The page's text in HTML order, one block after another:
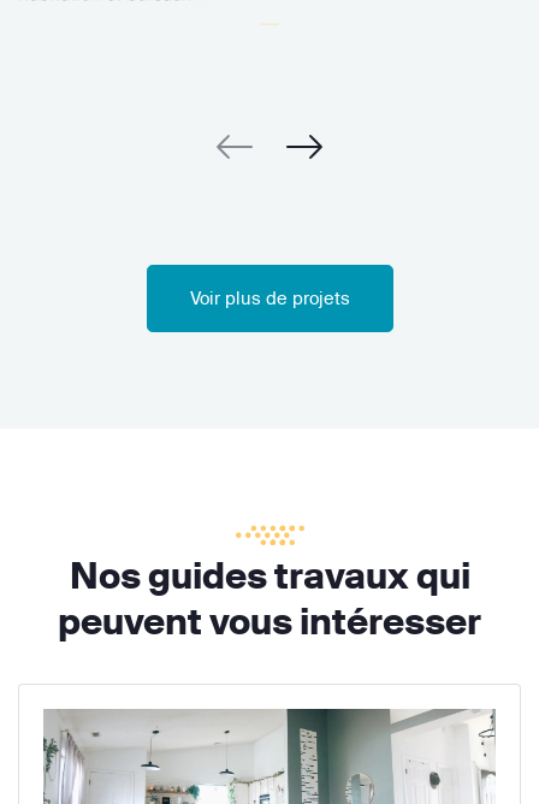
Voir plus de projets
Nos guides travaux qui
peuvent vous intéresser